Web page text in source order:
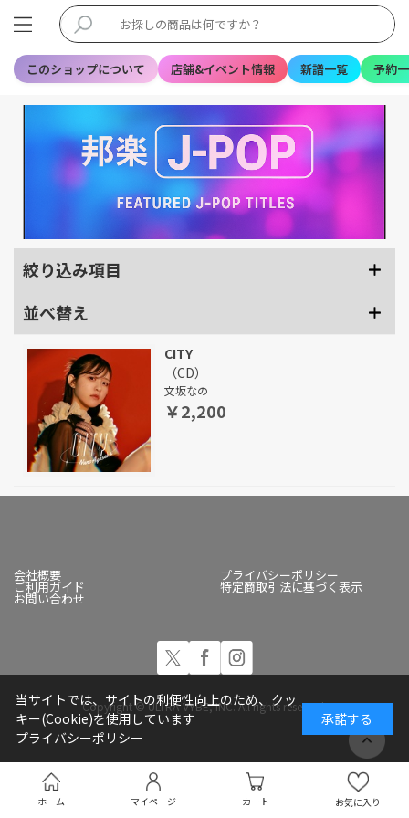
このショップについて 店舗&イベント情報 新譜一覧 予約
ホーム マイページ カート お気に入り
絞り込み項目
並べ替え
CITY
（CD）
文坂なの
￥2,200
会社概要 プライバシーポリシー
ご利用ガイド 特定商取引法に基づく表示
お問い合わせ
Copyright © ULTRA-VYBE, INC. All rights reserved.
当サイトでは、サイトの利便性向上のため、クッ
キー(Cookie)を使用しています
プライバシーポリシー
承諾する